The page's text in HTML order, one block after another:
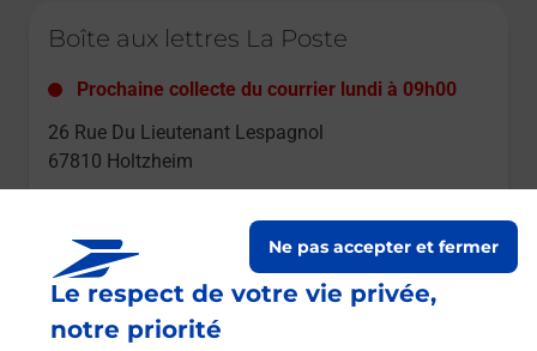
Le respect de votre vie privée,
notre priorité
Ne pas accepter et fermer
Boîte aux lettres La Poste
Prochaine collecte du courrier lundi à 09h00
26 Rue Du Lieutenant Lespagnol
67810 Holtzheim
Boîte aux Lettres La Poste
Le lien s'ouvre dans un nouvel onglet